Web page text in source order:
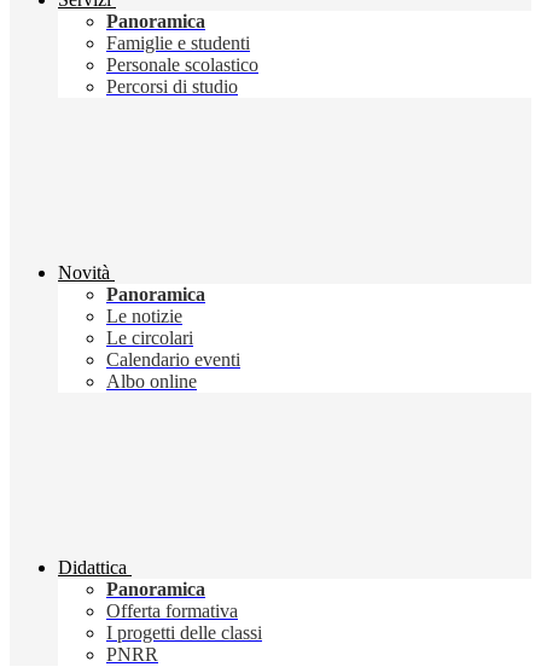
Panoramica
Famiglie e studenti
Personale scolastico
Percorsi di studio
Novità
Panoramica
Le notizie
Le circolari
Calendario eventi
Albo online
Didattica
Panoramica
Offerta formativa
I progetti delle classi
PNRR